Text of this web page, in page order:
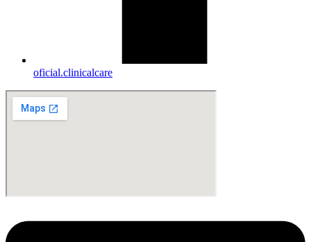
oficial.clinicalcare